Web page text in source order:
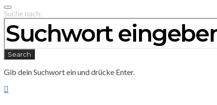
Suche nach:
Search
Gib dein Suchwort ein und drücke Enter.